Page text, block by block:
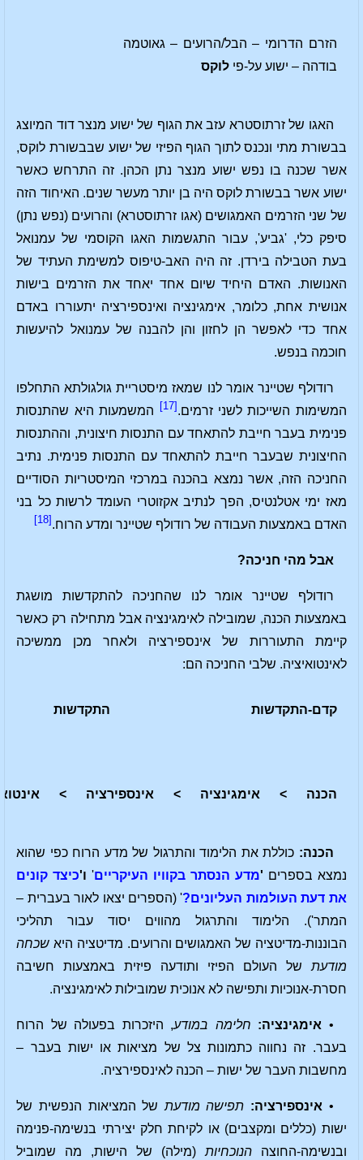
הזרם הדרומי – הבל/הרועים – גאוטמה
בודהה – ישוע על-פילוקס
האגו של זרתוסטרא עזב את הגוף של ישוע מנצר דוד המיוצג
בבשורת מתי ונכנס לתוך הגוף הפיזי של ישוע שבבשורת לוקס,
אשר שכנה בו נפש ישוע מנצר נתן הכהן. זה התרחש כאשר
ישוע אשר בבשורת לוקס היה בן יותר מעשר שנים. האיחוד הזה
של שני הזרמים האמגושים (אגו זרתוסטרא) והרועים (נפש נתן)
סיפק כלי, 'גביע', עבור התגשמות האגו הקוסמי של עמנואל
בעת הטבילה בירדן. זה היה האב-טיפוס למשימת העתיד של
האנושות. האדם היחיד שיום אחד יאחד את הזרמים בישות
אנושית אחת, כלומר, אימגינציה ואינספירציה יתעוררו באדם
אחד כדי לאפשר הן לחזון והן להבנה של עמנואל להיעשות
חוכמה בנפש.
רודולף שטיינר אומר לנו שמאז מיסטריית גולגולתא התחלפו
המשימות השייכות לשני זרמים. [17]
המשמעות היא שהתנסות
פנימית בעבר חייבת להתאחד עם התנסות חיצונית, וההתנסות
החיצונית שבעבר חייבת להתאחד עם התנסות פנימית. נתיב
החניכה הזה, אשר נמצא בהכנה במרכזי המיסטריות הסודיים
מאז ימי אטלנטיס, הפך לנתיב אקזוטרי העומד לרשות כל בני
האדם באמצעות העבודה של רודולף שטיינר ומדע הרוח. [18]
אבל מהי חניכה?
רודולף שטיינר אומר לנו שהחניכה להתקדשות מושגת
באמצעות הכנה, שמובילה לאימגינציה אבל מתחילה רק כאשר
קיימת התעוררות של אינספירציה ולאחר מכן ממשיכה
לאינטואיציה. שלבי החניכה הם:
קדם-התקדשות התקדשות
הכנה > אימגינציה > אינספירציה >
הכנה: כוללת את הלימוד והתרגול של מדע הרוח כפי שהוא
נמצא בספרים 'מדע הנסתר בקוויו העיקריים' ו'כיצד קונים
את דעת העולמות העליונים?' (הספרים יצאו לאור בעברית –
המתר'). הלימוד והתרגול מהווים יסוד עבור תהליכי
הבוננות-מדיטציה של האמגושים והרועים. מדיטציה היא שכחה
מודעת של העולם הפיזי ותודעה פיזית באמצעות חשיבה
חסרת-אנוכיות ותפישה לא אנוכית שמובילות לאימגינציה.
• אימגינציה: חלימה במודע, היזכרות בפעולה של הרוח
בעבר. זה נחווה כתמונות צל של מציאות או ישות בעבר –
מחשבות העבר של ישות – הכנה לאינספירציה.
• אינספירציה: תפישה מודעת של המציאות הנפשית של
ישות (כללים ומקצבים) או לקיחת חלק יצירתי בנשימה-פנימה
ובנשימה-החוצההנוכחיות (מילה) של הישות, מה שמוביל